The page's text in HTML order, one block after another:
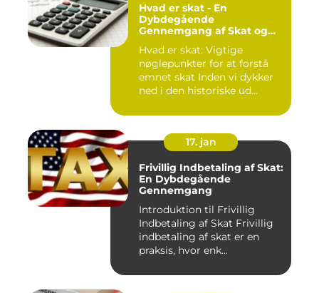
Hvad er skat - En
Dybdegående
Gennemgang af Skat og
Tid
Hvad er skat: Vigtige
nøglepunkter for at forstå
emnet skat Inden vi dykker
ned i den historiske ud...
17. jan
Frivillig Indbetaling af Skat:
En Dybdegående
Gennemgang
Introduktion til Frivillig
Indbetaling af Skat Frivillig
indbetaling af skat er en
praksis, hvor enk...